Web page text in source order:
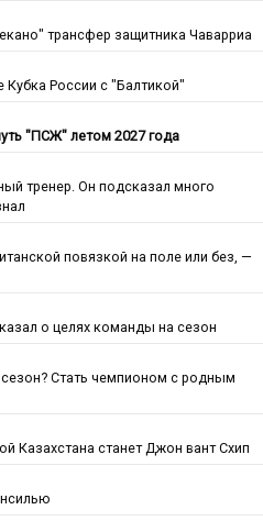
трансфер защитника Чаварриа
Кубка России с "Балтикой"
"ПСЖ" летом 2027 года
тренер. Он подсказал много
повязкой на поле или без, —
о целях команды на сезон
Стать чемпионом с родным
Казахстана станет Джон вант Схип